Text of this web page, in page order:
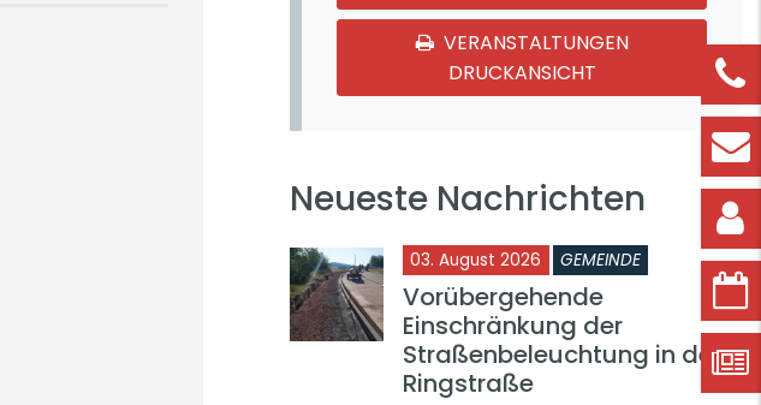
VERANSTALTUNGEN
DRUCKANSICHT
Neueste Nachrichten
03. August 2026 GEMEINDE
Vorübergehende
Einschränkung der
Straßenbeleuchtung in der
Ringstraße